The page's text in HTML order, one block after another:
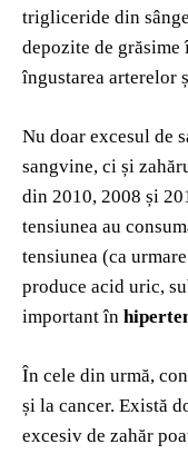
trigliceride din
depozite de grăsime
îngustarea arterelor
Nu doar excesul de
sangvine, ci și
din 2010, 2008 și
tensiunea au
tensiunea (ca
produce acid uric,
important în
În cele din urmă,
și la cancer. Există
excesiv de zahăr